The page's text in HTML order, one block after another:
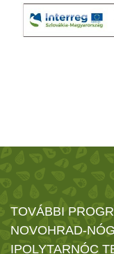
TOVÁBBI
NOVOHRAD-
IPOLYTARNÓC